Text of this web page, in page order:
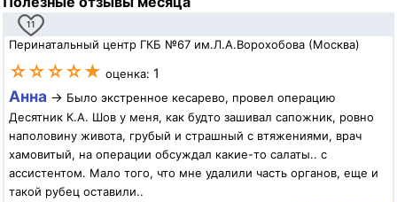
11
Перинатальный центр ГКБ №67 им.Л.А.Ворохобова (Москва)
☆☆☆☆★ оценка: 1
Анна → Было экстренное кесарево, провел операцию
Десятник К.А. Шов у меня, как будто зашивал сапожник, ровно
наполовину живота, грубый и страшный с втяжениями, врач
хамовитый, на операции обсуждал какие-то салаты.. с
ассистентом. Мало того, что мне удалили часть органов, еще и
такой рубец оставили..